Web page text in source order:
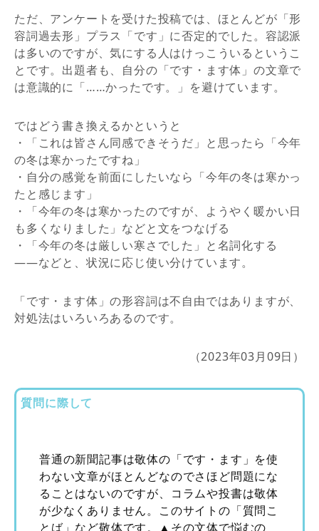
ただ、アンケートを受けた投稿では、ほとんどが「形
容詞過去形」プラス「です」に否定的でした。容認派
は多いのですが、気にする人はけっこういるというこ
とです。出題者も、自分の「です・ます体」の文章で
は意識的に「……かったです。」を避けています。
ではどう書き換えるかというと
・「これは皆さん同感できそうだ」と思ったら「今年
の冬は寒かったですね」
・自分の感覚を前面にしたいなら「今年の冬は寒かっ
たと感じます」
・「今年の冬は寒かったのですが、ようやく暖かい日
も多くなりました」などと文をつなげる
・「今年の冬は厳しい寒さでした」と名詞化する
――などと、状況に応じ使い分けています。
「です・ます体」の形容詞は不自由ではありますが、
対処法はいろいろあるのです。
（2023年03月09日）
質問に際して
普通の新聞記事は敬体の「です・ます」を使
わない文章がほとんどなのでさほど問題にな
ることはないのですが、コラムや投書は敬体
が少なくありません。このサイトの「質問こ
とば」など敬体です。▲その文体で悩むの